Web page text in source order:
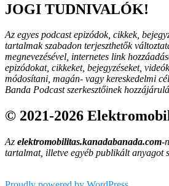
JOGI TUDNIVALÓK!
Az egyes podcast epizódok, cikkek,
tartalmak szabadon terjeszthetők
megnevezésével, internetes link
epizódokat, cikkeket, bejegyzéseket,
módosítani, magán- vagy kereskedelmi
Banda Podcast szerkesztőinek
© 2021-2026
Az elektromobilitas.kanadabanada.com-
tartalmat, illetve egyéb publikált anyagot